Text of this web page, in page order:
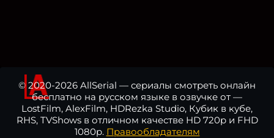
© 2020-2026 AllSerial — сериалы смотреть онлайн
бесплатно на русском языке в озвучке от —
LostFilm, AlexFilm, HDRezka Studio, Кубик в кубе,
RHS, TVShows в отличном качестве HD 720p и FHD
1080p. Правообладателям